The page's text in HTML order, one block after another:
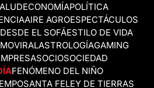
ECONOMÍAPOLÍTICA
AIRE AGROESPECTÁCULOS
DESDE EL SOFÁESTILO DE VIDA
VIRALASTROLOGÍAGAMING
OCIOSOCIEDAD
FENÓMENO DEL NIÑO
SANTA FELEY DE TIERRAS